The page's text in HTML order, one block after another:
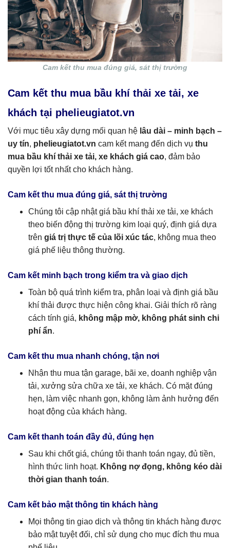
Cam kết thu mua đúng giá, sát thị trường
Cam kết thu mua bầu khí thải xe tải, xe
khách tại phelieugiatot.vn
Với mục tiêu xây dựng mối quan hệ lâu dài – minh bạch –
uy tín, phelieugiatot.vn cam kết mang đến dịch vụ thu
mua bầu khí thải xe tải, xe khách giá cao, đảm bảo
quyền lợi tốt nhất cho khách hàng.
Cam kết thu mua đúng giá, sát thị trường
Chúng tôi cập nhật giá bầu khí thải xe tải, xe khách
theo biến động thị trường kim loại quý, định giá dựa
trên giá trị thực tế của lõi xúc tác, không mua theo
giá phế liệu thông thường.
Cam kết minh bạch trong kiểm tra và giao dịch
Toàn bộ quá trình kiểm tra, phân loại và định giá bầu
khí thải được thực hiện công khai. Giải thích rõ ràng
cách tính giá, không mập mờ, không phát sinh chi
phí ẩn.
Cam kết thu mua nhanh chóng, tận nơi
Nhận thu mua tận garage, bãi xe, doanh nghiệp vận
tải, xưởng sửa chữa xe tải, xe khách. Có mặt đúng
hẹn, làm việc nhanh gọn, không làm ảnh hưởng đến
hoạt động của khách hàng.
Cam kết thanh toán đầy đủ, đúng hẹn
Sau khi chốt giá, chúng tôi thanh toán ngay, đủ tiền,
hình thức linh hoạt. Không nợ đọng, không kéo dài
thời gian thanh toán.
Cam kết bảo mật thông tin khách hàng
Mọi thông tin giao dịch và thông tin khách hàng được
bảo mật tuyệt đối, chỉ sử dụng cho mục đích thu mua